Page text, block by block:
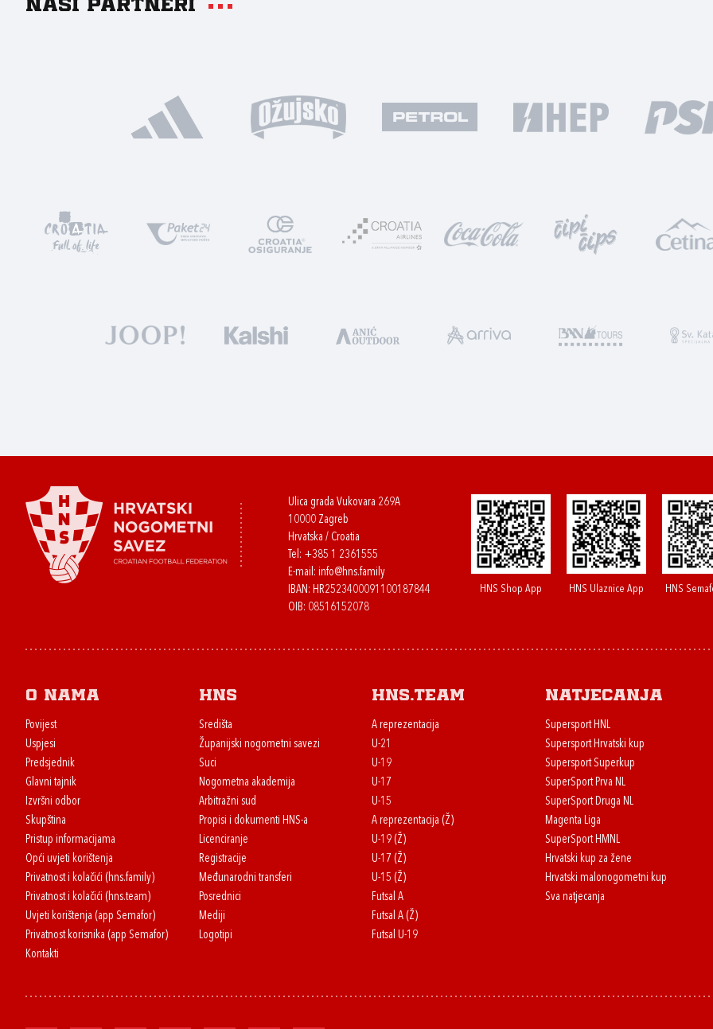
Naši partneri
Ulica grada Vukovara 269A
10000 Zagreb
Hrvatska / Croatia
Tel: +385 1 2361555
E-mail: info@hns.family
IBAN: HR2523400091100187844
OIB: 08516152078
HNS Shop App HNS Ulaznice App HNS
O nama
Povijest
Uspjesi
Predsjednik
Glavni tajnik
Izvršni odbor
Skupština
Pristup informacijama
Opći uvjeti korištenja
Privatnost i kolačići (hns.family)
Privatnost i kolačići (hns.team)
Uvjeti korištenja (app Semafor)
Privatnost korisnika (app Semafor)
Kontakti
HNS
Središta
Županijski nogometni savezi
Suci
Nogometna akademija
Arbitražni sud
Propisi i dokumenti HNS-a
Licenciranje
Registracije
Međunarodni transferi
Posrednici
Mediji
Logotipi
HNS.team
A reprezentacija
U-21
U-19
U-17
U-15
A reprezentacija (Ž)
U-19 (Ž)
U-17 (Ž)
U-15 (Ž)
Futsal A
Futsal A (Ž)
Futsal U-19
Natjecanja
Supersport HNL
Supersport Hrvatski kup
Supersport Superkup
SuperSport Prva NL
SuperSport Druga NL
Magenta Liga
SuperSport HMNL
Hrvatski kup za žene
Hrvatski malonogometni kup
Sva natjecanja